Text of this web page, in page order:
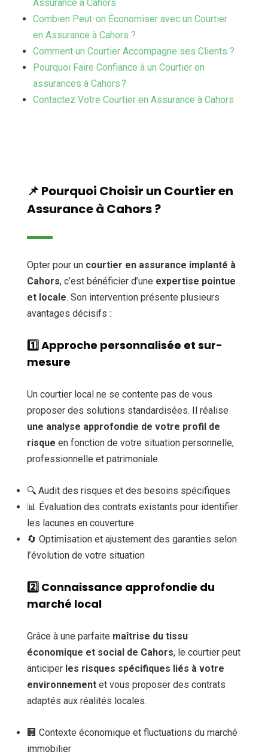
Assurance à Cahors
Combien Peut-on Économiser avec un Courtier
en Assurance à Cahors ?
Comment un Courtier Accompagne ses Clients ?
Pourquoi Faire Confiance à un Courtier en
assurances à Cahors ?
Contactez Votre Courtier en Assurance à Cahors
📌 Pourquoi Choisir un Courtier en
Assurance à Cahors ?
Opter pour un courtier en assurance implanté à
Cahors, c’est bénéficier d’une expertise pointue
et locale. Son intervention présente plusieurs
avantages décisifs :
1️⃣Approche personnalisée et sur-
mesure
Un courtier local ne se contente pas de vous
proposer des solutions standardisées. Il réalise
une analyse approfondie de votre profil de
risque en fonction de votre situation personnelle,
professionnelle et patrimoniale.
🔍 Audit des risques et des besoins spécifiques
📊 Évaluation des contrats existants pour identifier
les lacunes en couverture
🔄 Optimisation et ajustement des garanties selon
l’évolution de votre situation
2️⃣ Connaissance approfondie du
marché local
Grâce à une parfaite maîtrise du tissu
économique et social de Cahors, le courtier peut
anticiper les risques spécifiques liés à votre
environnement et vous proposer des contrats
adaptés aux réalités locales.
🏢 Contexte économique et fluctuations du marché
immobilier